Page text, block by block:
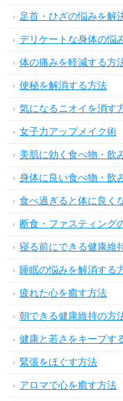
足首・ひざの悩みを解
デリケートな身体の悩
体の痛みを軽減する方
便秘を解消する方法
気になるニオイを消す
女子力アップメイク術
美肌に効く食べ物・飲
身体に良い食べ物・飲
食べ過ぎると体に良く
断食・ファスティング
寝る前にできる健康維
睡眠の悩みを解消する
疲れた心を癒す方法
朝できる健康維持の方
健康と若さをキープす
緊張をほぐす方法
アロマで心を癒す方法